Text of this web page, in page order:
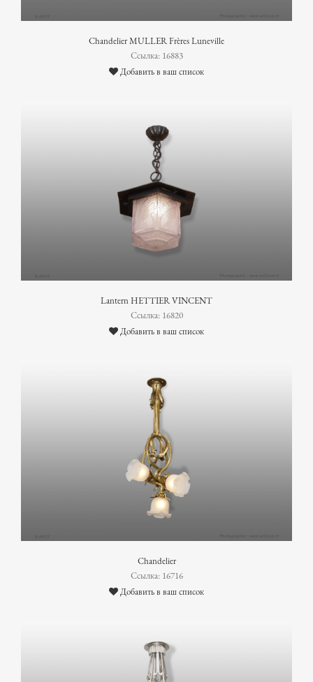
Chandelier MULLER Frères Luneville
Ссылка: 16883
Добавить в ваш список
Lantern HETTIER VINCENT
Ссылка: 16820
Добавить в ваш список
Chandelier
Ссылка: 16716
Добавить в ваш список